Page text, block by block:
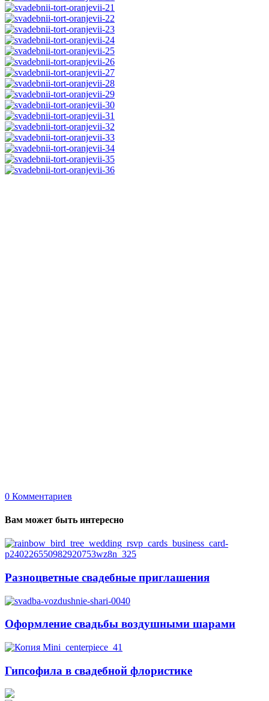
0 Комментариев
Вам может быть интересно
Разноцветные свадебные приглашения
Оформление свадьбы воздушными шарами
Гипсофила в свадебной флористике